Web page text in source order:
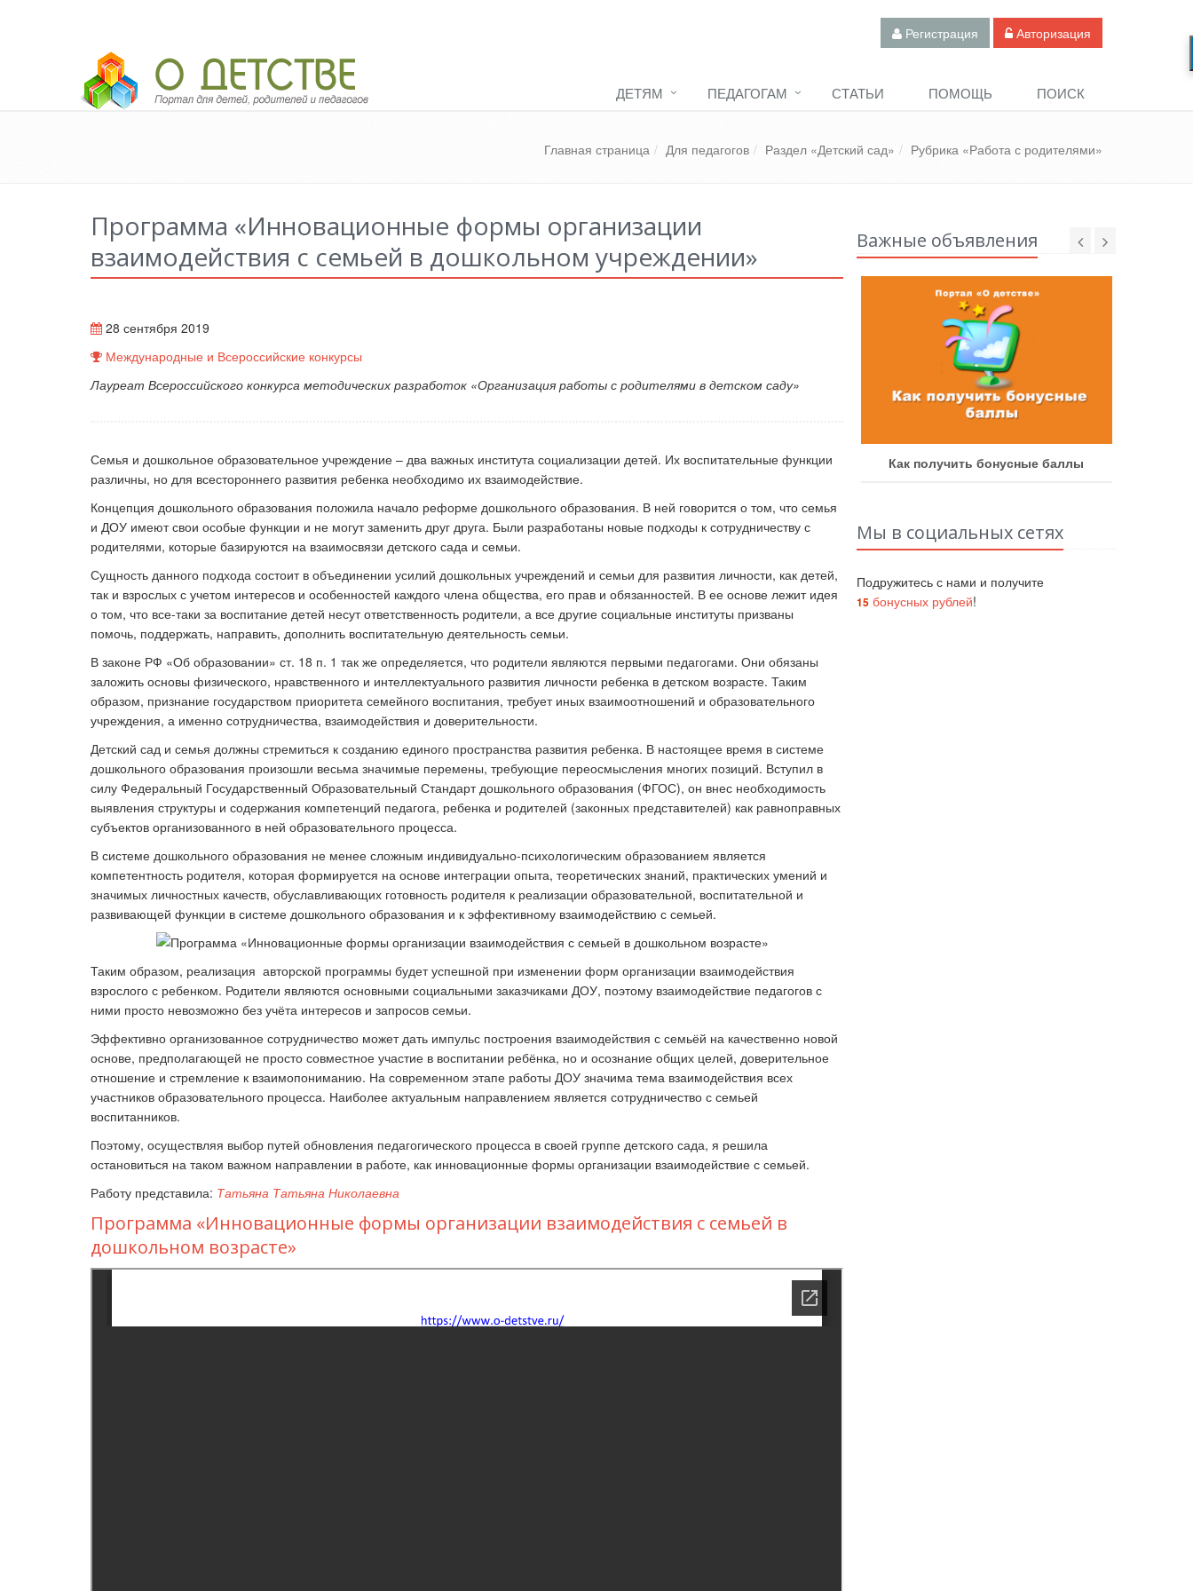
Регистрация Авторизация
Педагогический портал «О детстве»
ДЕТЯМ
ПЕДАГОГАМ СТАТЬИ ПОМОЩЬ ПОИСК
Главная страница Для педагогов Раздел «Детский сад» Рубрика «Работа с родителями»
Программа «Инновационные формы организации
взаимодействия с семьей в дошкольном учреждении»
28 сентября 2019
Международные и Всероссийские конкурсы
Лауреат Всероссийского конкурса методических разработок «Организация работы с родителями в детском саду»
Семья и дошкольное образовательное учреждение – два важных института социализации детей. Их воспитательные функции
различны, но для всестороннего развития ребенка необходимо их взаимодействие.
Концепция дошкольного образования положила начало реформе дошкольного образования. В ней говорится о том, что семья
и ДОУ имеют свои особые функции и не могут заменить друг друга. Были разработаны новые подходы к сотрудничеству с
родителями, которые базируются на взаимосвязи детского сада и семьи.
Сущность данного подхода состоит в объединении усилий дошкольных учреждений и семьи для развития личности, как детей,
так и взрослых с учетом интересов и особенностей каждого члена общества, его прав и обязанностей. В ее основе лежит идея
о том, что все-таки за воспитание детей несут ответственность родители, а все другие социальные институты призваны
помочь, поддержать, направить, дополнить воспитательную деятельность семьи.
В законе РФ «Об образовании» ст. 18 п. 1 так же определяется, что родители являются первыми педагогами. Они обязаны
заложить основы физического, нравственного и интеллектуального развития личности ребенка в детском возрасте. Таким
образом, признание государством приоритета семейного воспитания, требует иных взаимоотношений и образовательного
учреждения, а именно сотрудничества, взаимодействия и доверительности.
Детский сад и семья должны стремиться к созданию единого пространства развития ребенка. В настоящее время в системе
дошкольного образования произошли весьма значимые перемены, требующие переосмысления многих позиций. Вступил в
силу Федеральный Государственный Образовательный Стандарт дошкольного образования (ФГОС), он внес необходимость
выявления структуры и содержания компетенций педагога, ребенка и родителей (законных представителей) как равноправных
субъектов организованного в ней образовательного процесса.
В системе дошкольного образования не менее сложным индивидуально-психологическим образованием является
компетентность родителя, которая формируется на основе интеграции опыта, теоретических знаний, практических умений и
значимых личностных качеств, обуславливающих готовность родителя к реализации образовательной, воспитательной и
развивающей функции в системе дошкольного образования и к эффективному взаимодействию с семьей.
Таким образом, реализация авторской программы будет успешной при изменении форм организации взаимодействия
взрослого с ребенком. Родители являются основными социальными заказчиками ДОУ, поэтому взаимодействие педагогов с
ними просто невозможно без учёта интересов и запросов семьи.
Эффективно организованное сотрудничество может дать импульс построения взаимодействия с семьёй на качественно новой
основе, предполагающей не просто совместное участие в воспитании ребёнка, но и осознание общих целей, доверительное
отношение и стремление к взаимопониманию. На современном этапе работы ДОУ значима тема взаимодействия всех
участников образовательного процесса. Наиболее актуальным направлением является сотрудничество с семьей
воспитанников.
Поэтому, осуществляя выбор путей обновления педагогического процесса в своей группе детского сада, я решила
остановиться на таком важном направлении в работе, как инновационные формы организации взаимодействие с семьей.
Работу представила: Татьяна Татьяна Николаевна
Программа «Инновационные формы организации взаимодействия с семьей в
дошкольном возрасте»
Важные объявления
Как стать экспертом наших
конкурсов
Как правильно оформить работу
Как получить бонусные баллы
Мы в социальных сетях
Подружитесь с нами и получите
15бонусных рублей!